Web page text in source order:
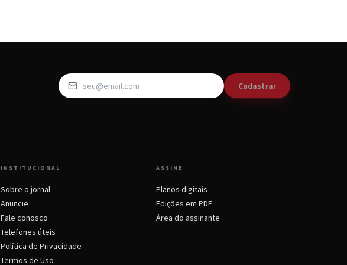
Cadastrar
INSTITUCIONAL
Sobre o jornal
Anuncie
Fale conosco
Telefones úteis
Política de Privacidade
Termos de Uso
ASSINE
Planos digitais
Edições em PDF
Área do assinante